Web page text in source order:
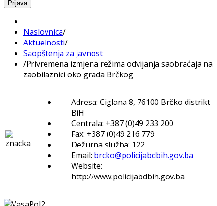
Prijava
Naslovnica/
Aktuelnosti/
Saopštenja za javnost
/Privremena izmjena režima odvijanja saobraćaja na
zaobilaznici oko grada Brčkog
Adresa: Ciglana 8, 76100 Brčko distrikt
BiH
Centrala: +387 (0)49 233 200
Fax: +387 (0)49 216 779
Dežurna služba: 122
Email: brcko@policijabdbih.gov.ba
Website:
http://www.policijabdbih.gov.ba